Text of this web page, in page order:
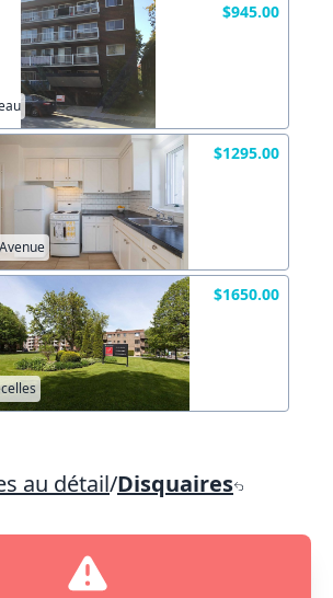
$945.00
$1295.00
$1650.00
au détail/Disquaires